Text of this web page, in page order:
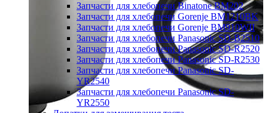
Запчасти для хлебопечи Binatone BM202
Запчасти для хлебопечи Gorenje BM1210BK
Запчасти для хлебопечи Gorenje BM910WII
Запчасти для хлебопечи Panasonic SD-B2510
Запчасти для хлебопечи Panasonic SD-R2520
Запчасти для хлебопечи Panasonic SD-R2530
Запчасти для хлебопечи Panasonic SD-
YR2540
Запчасти для хлебопечи Panasonic SD-
YR2550